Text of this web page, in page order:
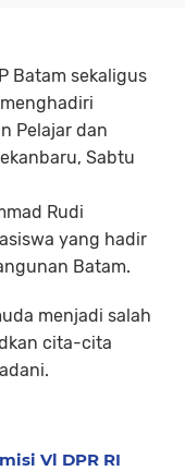
Batam sekaligus
Pelajar dan
Sabtu
Rudi
yang hadir
Batam.
menjadi salah
cita-cita
Vl DPR RI